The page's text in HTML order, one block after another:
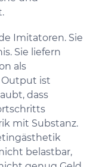
Imitatoren. Sie
Sie liefern
als
Output ist
dass
mit Substanz.
belastbar,